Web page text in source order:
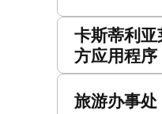
卡斯蒂利
方应用程序
旅游办事处